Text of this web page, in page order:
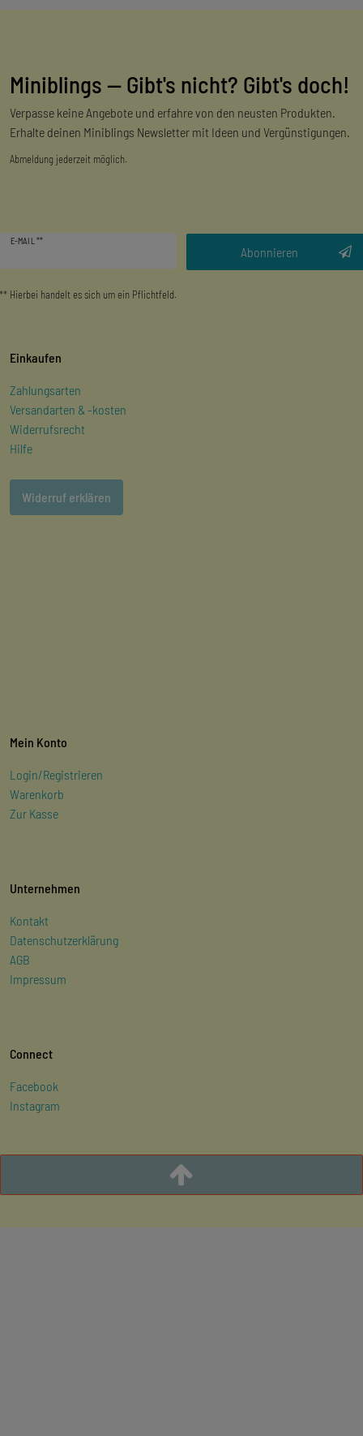
Miniblings — Gibt's nicht? Gibt's doch!
Verpasse keine Angebote und erfahre von den neusten Produkten.
Erhalte deinen Miniblings Newsletter mit Ideen und Vergünstigungen.
Abmeldung jederzeit möglich.
E-MAIL **
Abonnieren
** Hierbei handelt es sich um ein Pflichtfeld.
Einkaufen
Zahlungsarten
Versandarten & -kosten
Widerrufsrecht
Hilfe
Widerruf erklären
Mein Konto
Login/Registrieren
Warenkorb
Zur Kasse
Unternehmen
Kontakt
Datenschutzerklärung
AGB
Impressum
Connect
Facebook
Instagram